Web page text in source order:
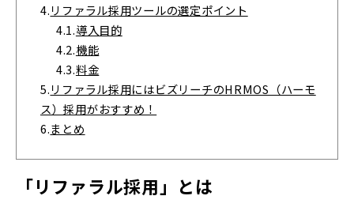
4.リファラル採用ツールの選定ポイント
4.1.導入目的
4.2.機能
4.3.料金
5.リファラル採用にはビズリーチのHRMOS（ハーモ
ス）採用がおすすめ！
6.まとめ
「リファラル採用」とは